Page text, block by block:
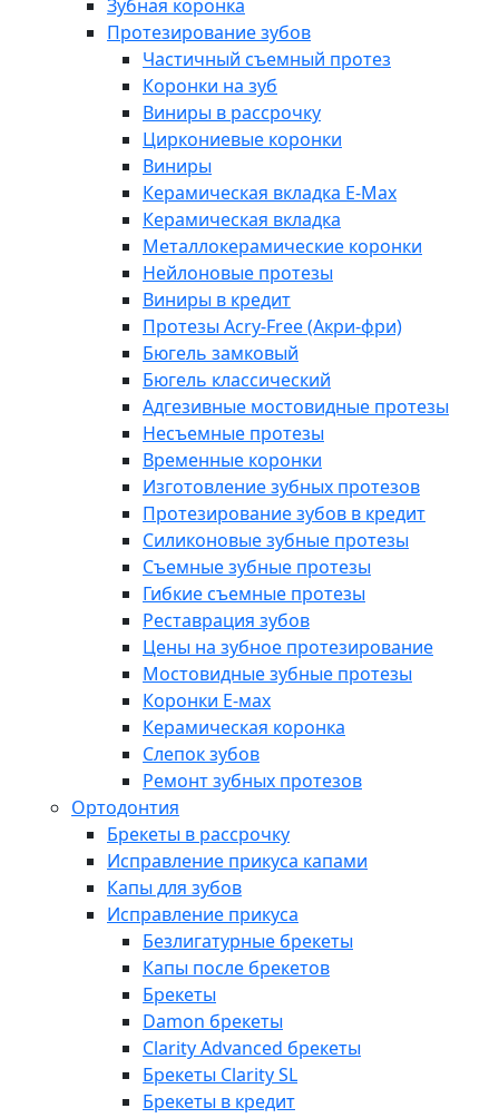
Зубная коронка
Протезирование зубов
Частичный съемный протез
Коронки на зуб
Виниры в рассрочку
Циркониевые коронки
Виниры
Керамическая вкладка E-Max
Керамическая вкладка
Металлокерамические коронки
Нейлоновые протезы
Виниры в кредит
Протезы Acry-Free (Акри-фри)
Бюгель замковый
Бюгель классический
Адгезивные мостовидные протезы
Несъемные протезы
Временные коронки
Изготовление зубных протезов
Протезирование зубов в кредит
Силиконовые зубные протезы
Съемные зубные протезы
Гибкие съемные протезы
Реставрация зубов
Цены на зубное протезирование
Мостовидные зубные протезы
Коронки E-мах
Керамическая коронка
Слепок зубов
Ремонт зубных протезов
Ортодонтия
Брекеты в рассрочку
Исправление прикуса капами
Капы для зубов
Исправление прикуса
Безлигатурные брекеты
Капы после брекетов
Брекеты
Damon брекеты
Clarity Advanced брекеты
Брекеты Clarity SL
Брекеты в кредит